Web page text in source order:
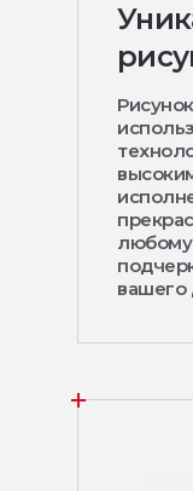
любому
вашего